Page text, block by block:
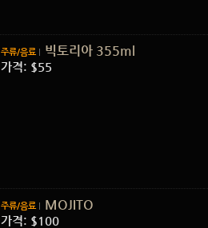
주류/음료 빅토리아 355ml
가격: $55
주류/음료 MOJITO
가격: $100